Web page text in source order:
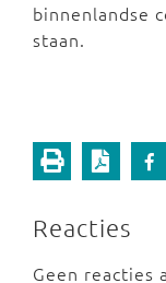
binnenlandse
staan.
Reacties
Geen reacties